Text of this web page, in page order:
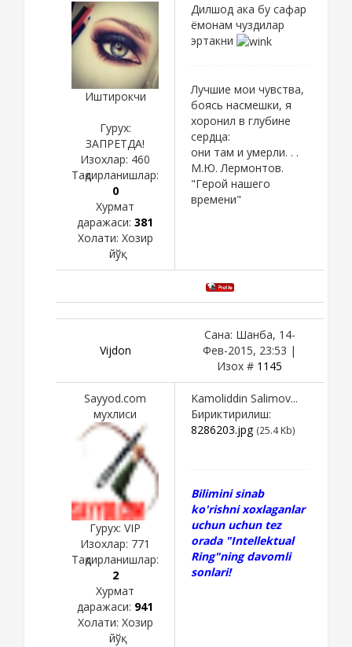
Иштирокчи
Гурух:
ЗАПРЕТДА!
Изохлар: 460
Тақдирланишлар:
0
Хурмат
даражаси: 381
Холати: Хозир
йўқ
Дилшод ака бу сафар
ёмонам чуздилар
эртакни
Лучшие мои чувства,
боясь насмешки, я
хоронил в глубине
сердца:
они там и умерли. . .
М.Ю. Лермонтов.
"Герой нашего
времени"
Vijdon
Сана: Шанба, 14-
Фев-2015, 23:53 |
Изох # 1145
Sayyod.com
мухлиси
Гурух: VIP
Изохлар: 771
Тақдирланишлар:
2
Хурмат
даражаси: 941
Холати: Хозир
йўқ
Kamoliddin Salimov...
Бириктирилиш:
8286203.jpg (25.4 Kb)
Bilimini sinab
ko'rishni xoxlaganlar
uchun uchun tez
orada "Intellektual
Ring"ning davomli
sonlari!